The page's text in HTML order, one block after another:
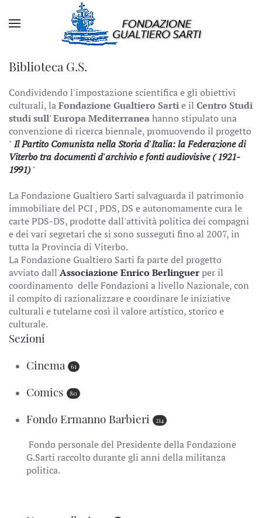
Biblioteca G.S.
Condividendo l'impostazione scientifica e gli obiettivi
culturali, laFondazione Gualtiero Sartie il Centro Studi
studi sull' Europa Mediterraneahanno stipulato una
convenzione di ricerca biennale, promuovendo il progetto
"Il Partito Comunista nella Storia d'Italia: la Federazione di
Viterbo tra documenti d'archivio e fonti audiovisive ( 1921-
1991)"
La Fondazione Gualtiero Sarti salvaguarda il patrimonio
immobiliare del PCI , PDS, DS e autonomamente cura le
carte PDS-DS, prodotte dall'attività politica dei compagni
e dei vari segretari che si sono susseguti fino al 2007, in
tutta la Provincia di Viterbo.
La Fondazione Gualtiero Sarti fa parte del progetto
avviato dall'Associazione Enrico Berlinguerper il
coordinamento delle Fondazioni a livello Nazionale, con
il compito di razionalizzare e coordinare le iniziative
culturali e tutelarne così il valore artistico, storico e
culturale.
Sezioni
Cinema
61
Comics 80
Fondo Ermanno Barbieri 214
Fondo personale del Presidente della Fondazione
G.Sarti raccolto durante gli anni della militanza
politica.